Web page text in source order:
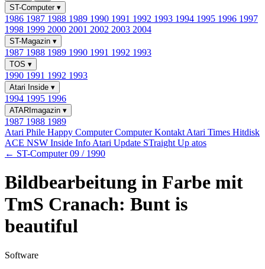
ST-Computer ▾
1986 1987 1988 1989 1990 1991 1992 1993 1994 1995 1996 1997
1998 1999 2000 2001 2002 2003 2004
ST-Magazin ▾
1987 1988 1989 1990 1991 1992 1993
TOS ▾
1990 1991 1992 1993
Atari Inside ▾
1994 1995 1996
ATARImagazin ▾
1987 1988 1989
Atari Phile Happy ComputerComputer Kontakt Atari Times Hitdisk
ACE NSW Inside Info Atari Update STraight Up atos
← ST-Computer 09 / 1990
Bildbearbeitung in Farbe mit
TmS Cranach: Bunt is
beautiful
Software